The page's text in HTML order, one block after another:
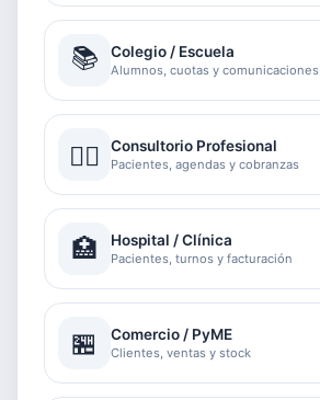
📚 Colegio / Escuela
Alumnos, cuotas y comunicaciones
👨‍⚕️ Consultorio Profesional
Pacientes, agendas y cobranzas
🏥 Hospital / Clínica
Pacientes, turnos y facturación
🏪 Comercio / PyME
Clientes, ventas y stock